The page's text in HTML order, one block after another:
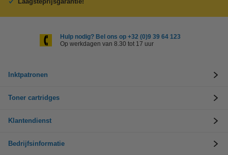
Hulp nodig? Bel ons op +32 (0)9 39 64 123
Op werkdagen van 8.30 tot 17 uur
Inktpatronen
Toner cartridges
Klantendienst
Bedrijfsinformatie